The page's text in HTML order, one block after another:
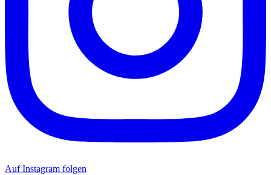
Auf Instagram folgen